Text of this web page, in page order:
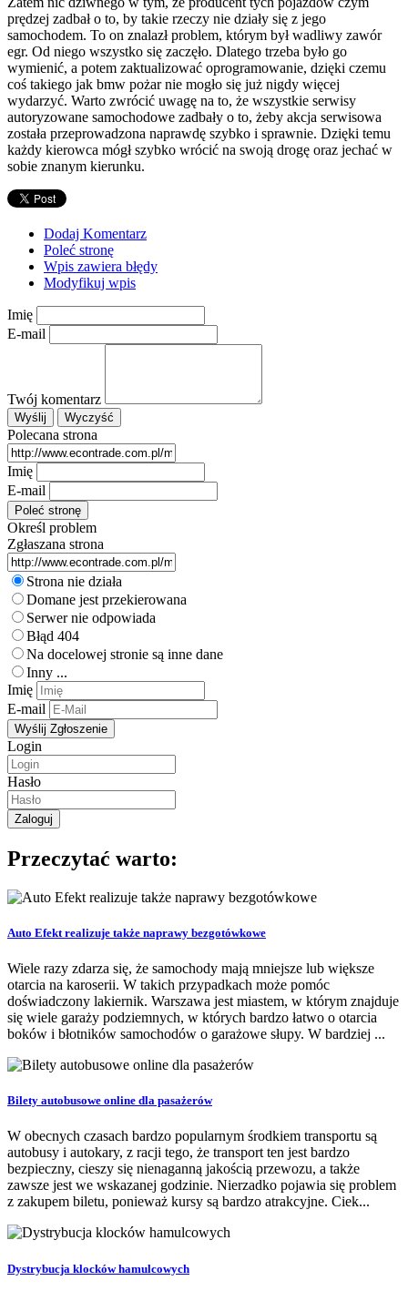
prędzej zadbał o to, by takie rzeczy nie działy się z jego
samochodem. To on znalazł problem, którym był wadliwy zawór
egr. Od niego wszystko się zaczęło. Dlatego trzeba było go
wymienić, a potem zaktualizować oprogramowanie, dzięki czemu
coś takiego jak bmw pożar nie mogło się już nigdy więcej
wydarzyć. Warto zwrócić uwagę na to, że wszystkie serwisy
autoryzowane samochodowe zadbały o to, żeby akcja serwisowa
została przeprowadzona naprawdę szybko i sprawnie. Dzięki temu
każdy kierowca mógł szybko wrócić na swoją drogę oraz jechać w
sobie znanym kierunku.
Dodaj Komentarz
Poleć stronę
Wpis zawiera błędy
Modyfikuj wpis
Imię
E-mail
Twój komentarz
Polecana strona
Imię
E-mail
Określ problem
Zgłaszana strona
Strona nie działa
Domane jest przekierowana
Serwer nie odpowiada
Błąd 404
Na docelowej stronie są inne dane
Inny ...
Imię
E-mail
Login
Hasło
Przeczytać warto:
Auto Efekt realizuje także naprawy bezgotówkowe
Wiele razy zdarza się, że samochody mają mniejsze lub większe
otarcia na karoserii. W takich przypadkach może pomóc
doświadczony lakiernik. Warszawa jest miastem, w którym znajduje
się wiele garaży podziemnych, w których bardzo łatwo o otarcia
boków i błotników samochodów o garażowe słupy. W bardziej ...
Bilety autobusowe online dla pasażerów
W obecnych czasach bardzo popularnym środkiem transportu są
autobusy i autokary, z racji tego, że transport ten jest bardzo
bezpieczny, cieszy się nienaganną jakością przewozu, a także
zawsze jest we wskazanej godzinie. Nierzadko pojawia się problem
z zakupem biletu, ponieważ kursy są bardzo atrakcyjne. Ciek...
Dystrybucja klocków hamulcowych